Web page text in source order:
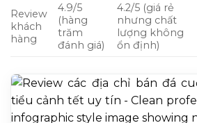
Review
khách
hàng
4.9/5
(hàng
trăm
đánh giá)
4.2/5 (giá rẻ
nhưng chất
lượng không
ổn định)